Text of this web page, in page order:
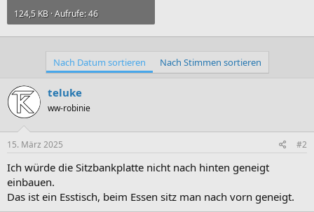
124,5 KB · Aufrufe: 46
Nach Datum sortieren Nach Stimmen sortieren
teluke
ww-robinie
15. März 2025 #2
Ich würde die Sitzbankplatte nicht nach hinten geneigt
einbauen.
Das ist ein Esstisch, beim Essen sitz man nach vorn geneigt.